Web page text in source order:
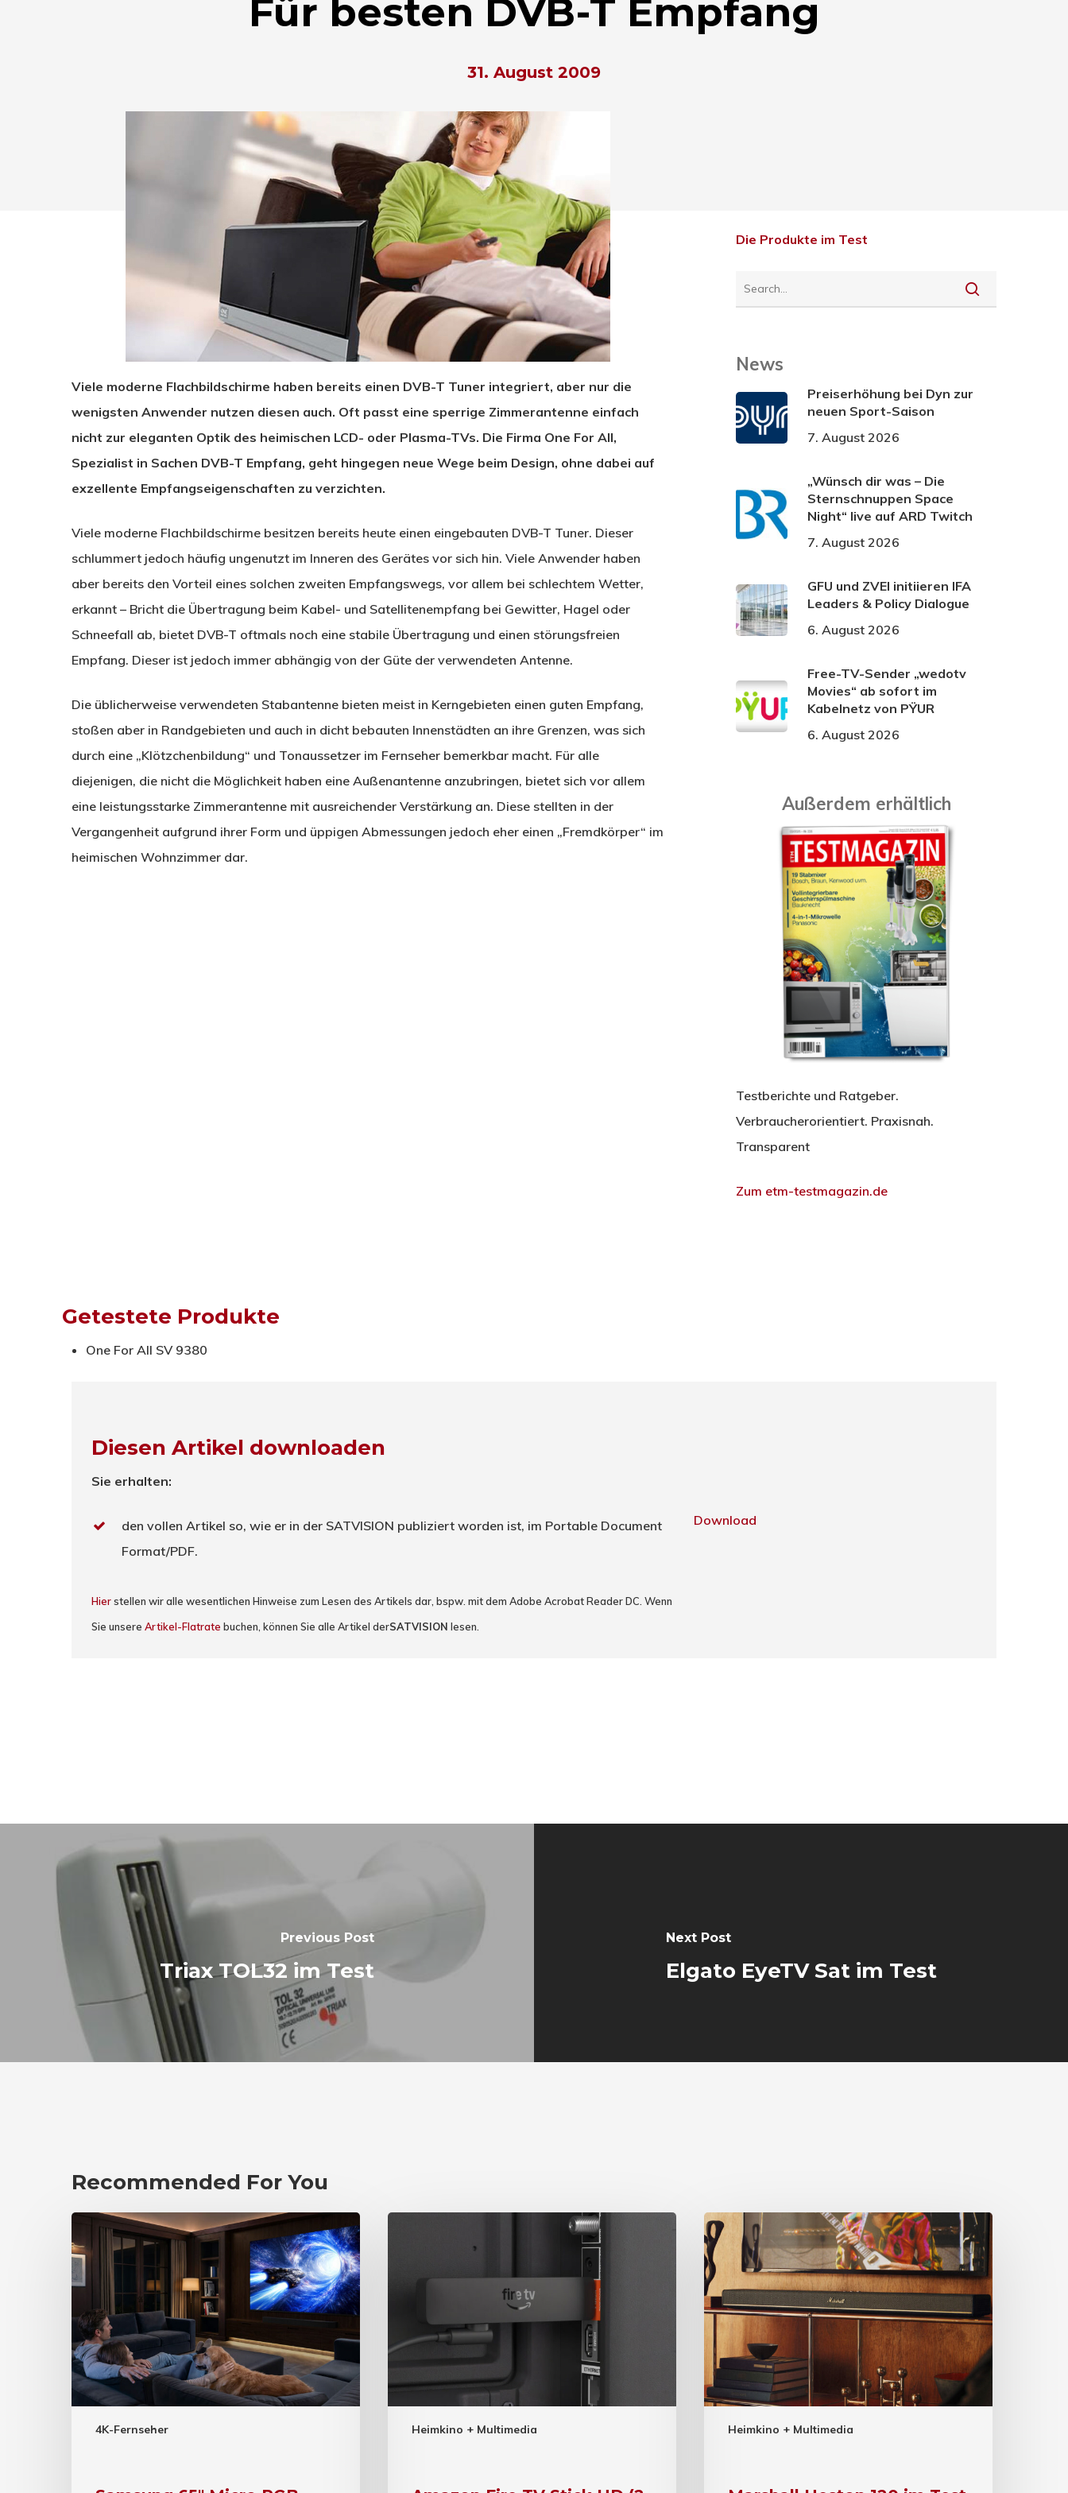
Drücken Sie Enter zum Suchen oder ESC zum Schließen.
Für besten DVB-T Empfang
31. August 2009
Viele moderne Flachbildschirme haben bereits einen DVB-T Tuner integriert, aber nur die
wenigsten Anwender nutzen diesen auch. Oft passt eine sperrige Zimmerantenne einfach
nicht zur eleganten Optik des heimischen LCD- oder Plasma-TVs. Die Firma One For All,
Spezialist in Sachen DVB-T Empfang, geht hingegen neue Wege beim Design, ohne dabei auf
exzellente Empfangseigenschaften zu verzichten.
Viele moderne Flachbildschirme besitzen bereits heute einen eingebauten DVB-T Tuner. Dieser
schlummert jedoch häufig ungenutzt im Inneren des Gerätes vor sich hin. Viele Anwender haben
aber bereits den Vorteil eines solchen zweiten Empfangswegs, vor allem bei schlechtem Wetter,
erkannt – Bricht die Übertragung beim Kabel- und Satellitenempfang bei Gewitter, Hagel oder
Schneefall ab, bietet DVB-T oftmals noch eine stabile Übertragung und einen störungsfreien
Empfang. Dieser ist jedoch immer abhängig von der Güte der verwendeten Antenne.
Die üblicherweise verwendeten Stabantenne bieten meist in Kerngebieten einen guten Empfang,
stoßen aber in Randgebieten und auch in dicht bebauten Innenstädten an ihre Grenzen, was sich
durch eine „Klötzchenbildung“ und Tonaussetzer im Fernseher bemerkbar macht. Für alle
diejenigen, die nicht die Möglichkeit haben eine Außenantenne anzubringen, bietet sich vor allem
eine leistungsstarke Zimmerantenne mit ausreichender Verstärkung an. Diese stellten in der
Vergangenheit aufgrund ihrer Form und üppigen Abmessungen jedoch eher einen „Fremdkörper“ im
heimischen Wohnzimmer dar.
Die Produkte im Test
News
Preiserhöhung bei Dyn zur
neuen Sport-Saison
7. August 2026
„Wünsch dir was – Die
Sternschnuppen Space
Night“ live auf ARD Twitch
7. August 2026
GFU und ZVEI initiieren IFA
Leaders & Policy Dialogue
6. August 2026
Free-TV-Sender „wedotv
Movies“ ab sofort im
Kabelnetz von PŸUR
6. August 2026
Außerdem erhältlich
Testberichte und Ratgeber.
Verbraucherorientiert. Praxisnah.
Transparent
Zum etm-testmagazin.de
Getestete Produkte
One For All SV 9380
Diesen Artikel downloaden
Sie erhalten:
den vollen Artikel so, wie er in der SATVISION publiziert worden ist, im Portable Document
Format/PDF.
Hierstellen wir alle wesentlichen Hinweise zum Lesen des Artikels dar, bspw. mit dem Adobe Acrobat Reader DC. Wenn
Sie unsere Artikel-Flatrate buchen, können Sie alle Artikel derSATVISION lesen.
Download
Previous Post
Triax TOL32 im Test
Next Post
Elgato EyeTV Sat im Test
Recommended For You
4K-Fernseher Heimkino + Multimedia Heimkino + Multimedia